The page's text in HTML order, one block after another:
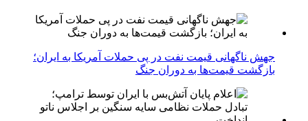
جهش ناگهانی قیمت نفت در پی حملات آمریکا به ایران؛
بازگشت قیمت‌ها به دوران جنگ